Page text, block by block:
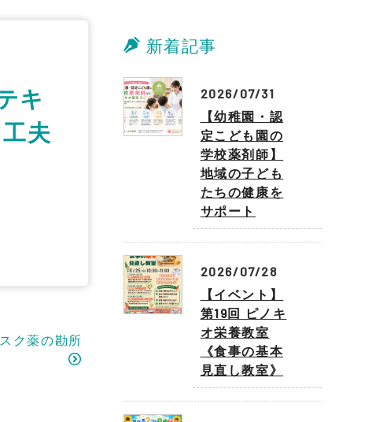
キ
夫
ク薬の勘所
新着記事
2026/07/31
【幼稚園・認
定こども園の
学校薬剤師】
地域の子ども
たちの健康を
サポート
2026/07/28
【イベント】
第19回 ピノキ
オ栄養教室
《食事の基本
見直し教室》